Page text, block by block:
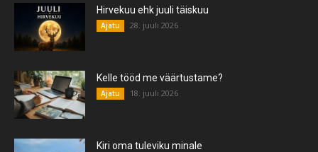
Hirvekuu ehk juuli täiskuu
Ajatu 28. juuli 2026
Kelle tööd me väärtustame?
Ajatu 18. juuli 2026
Kiri oma tuleviku minale